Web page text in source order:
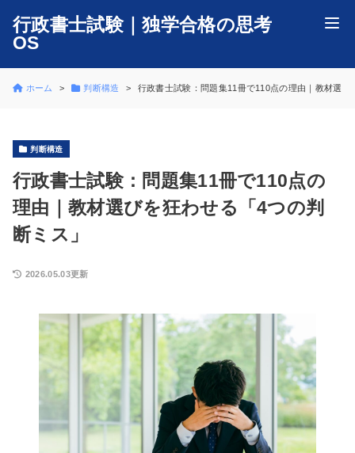
行政書士試験｜独学合格の思考
OS
ホーム 判断構造 行政書士試験：問題集11冊で110点の理由｜教材選
判断構造
行政書士試験：問題集11冊で110点の
理由｜教材選びを狂わせる「4つの判
断ミス」
2026.05.03更新